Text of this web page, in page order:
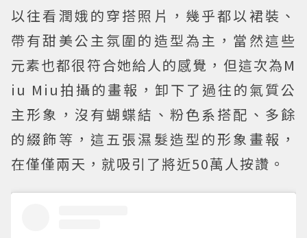
以往看潤娥的穿搭照片，幾乎都以裙裝、
帶有甜美公主氛圍的造型為主，當然這些
元素也都很符合她給人的感覺，但這次為M
iu Miu拍攝的畫報，卸下了過往的氣質公
主形象，沒有蝴蝶結、粉色系搭配、多餘
的綴飾等，這五張濕髮造型的形象畫報，
在僅僅兩天，就吸引了將近50萬人按讚。